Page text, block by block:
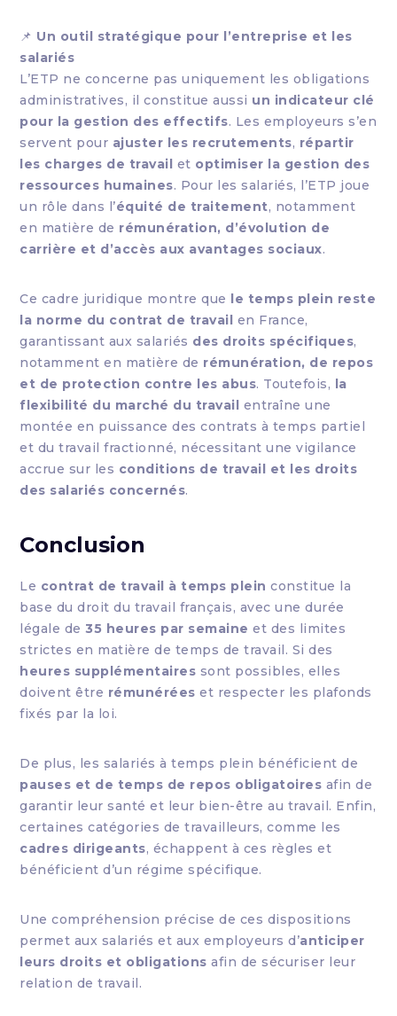
📌 Un outil stratégique pour l’entreprise et les
salariés
L’ETP ne concerne pas uniquement les obligations
administratives, il constitue aussi un indicateur clé
pour la gestion des effectifs. Les employeurs s’en
servent pour ajuster les recrutements, répartir
les charges de travail et optimiser la gestion des
ressources humaines. Pour les salariés, l’ETP joue
un rôle dans l’équité de traitement, notamment
en matière de rémunération, d’évolution de
carrière et d’accès aux avantages sociaux.
Ce cadre juridique montre que le temps plein reste
la norme du contrat de travail en France,
garantissant aux salariés des droits spécifiques,
notamment en matière de rémunération, de repos
et de protection contre les abus. Toutefois, la
flexibilité du marché du travail entraîne une
montée en puissance des contrats à temps partiel
et du travail fractionné, nécessitant une vigilance
accrue sur les conditions de travail et les droits
des salariés concernés.
Conclusion
Le contrat de travail à temps plein constitue la
base du droit du travail français, avec une durée
légale de35 heures par semaine et des limites
strictes en matière de temps de travail. Si des
heures supplémentaires sont possibles, elles
doivent être rémunérées et respecter les plafonds
fixés par la loi.
De plus, les salariés à temps plein bénéficient de
pauses et de temps de repos obligatoires afin de
garantir leur santé et leur bien-être au travail. Enfin,
certaines catégories de travailleurs, comme les
cadres dirigeants, échappent à ces règles et
bénéficient d’un régime spécifique.
Une compréhension précise de ces dispositions
permet aux salariés et aux employeurs d’anticiper
leurs droits et obligations afin de sécuriser leur
relation de travail.